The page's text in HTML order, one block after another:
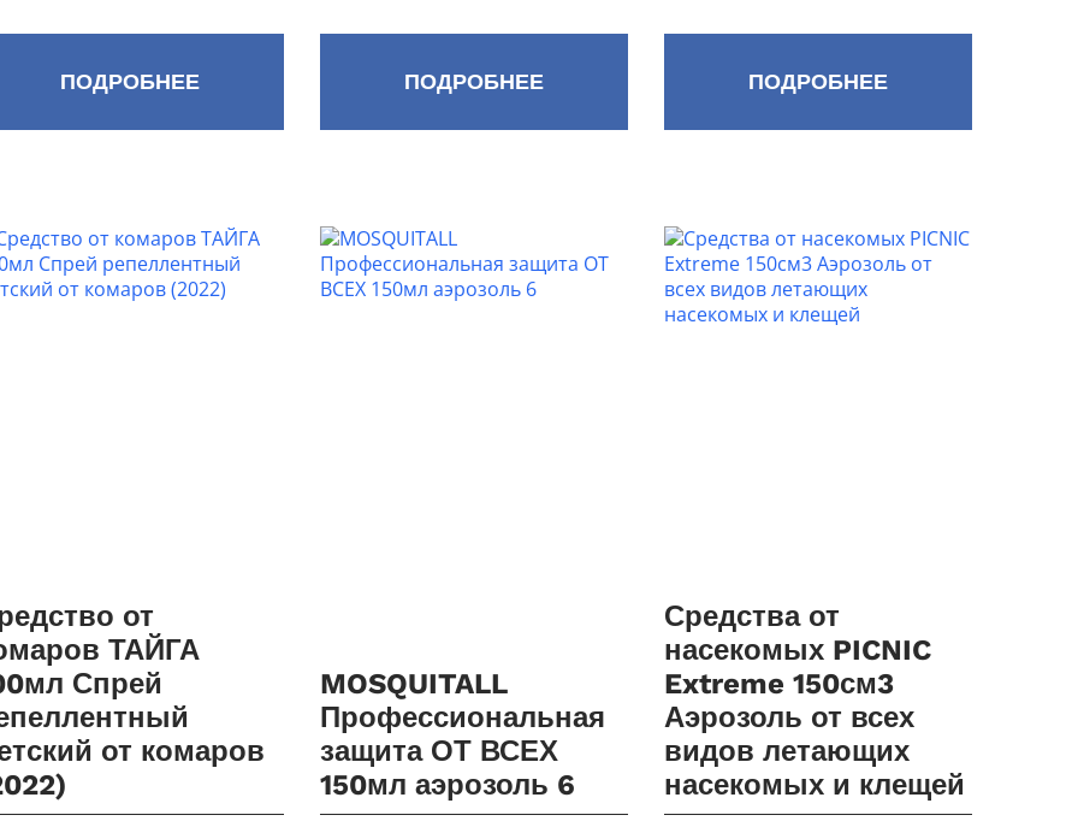
ПОДРОБНЕЕ ПОДРОБНЕЕ ПОДРОБНЕЕ
от
ТАЙГА
Спрей
от комаров
MOSQUITALL
Профессиональная
защита ОТ ВСЕХ
150мл аэрозоль 6
Средства от
насекомых PICNIC
Extreme 150см3
Аэрозоль от всех
видов летающих
насекомых и клещей